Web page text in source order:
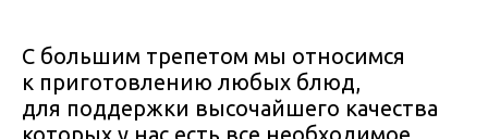
С большим трепетом мы относимся
к приготовлению любых блюд,
для поддержки высочайшего качества